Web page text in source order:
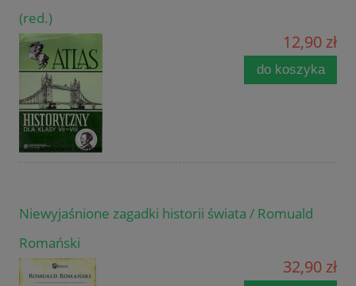
(red.)
12,90 zł
do koszyka
Niewyjaśnione zagadki historii świata / Romuald
Romański
32,90 zł